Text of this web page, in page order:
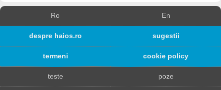
Ro En
despre haios.ro sugestii
termeni cookie policy
teste poze